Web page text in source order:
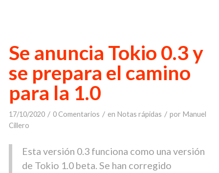
Se anuncia Tokio 0.3 y
se prepara el camino
para la 1.0
17/10/2020 / 0 Comentarios / en Notas rápidas / por Manuel
Cillero
Esta versión 0.3 funciona como una versión
de Tokio 1.0 beta. Se han corregido